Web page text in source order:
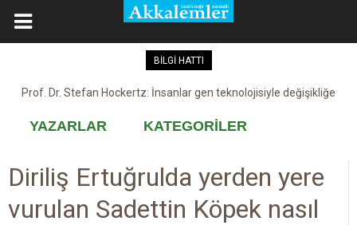
BİLGİ HATTI
Prof. Dr. Stefan Hockertz: İnsanlar gen teknolojisiyle değişikliğe
Kovid-19 aşısı, devşirme ve kobay!
YAZARLAR KATEGORİLER
Diriliş Ertuğrulda yerden yere
vurulan Sadettin Köpek nasıl